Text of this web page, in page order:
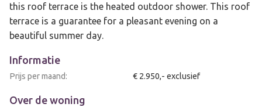
this roof terrace is the heated outdoor shower. This roof
terrace is a guarantee for a pleasant evening on a
beautiful summer day.
Informatie
Prijs per maand: € 2.950,- exclusief
Over de woning